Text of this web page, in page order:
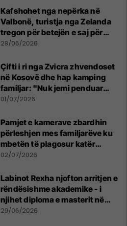
Kafshohet nga nepërka në
Valbonë, turistja nga Zelanda
tregon për betejën e saj për
mbijetesë
28/06/2026
Çifti i ri nga Zvicra zhvendoset
në Kosovë dhe hap kamping
familjar: "Nuk jemi penduar
asnjë ditë"
01/07/2026
Pamjet e kamerave zbardhin
përleshjen mes familjarëve ku
mbetën të plagosur katër
persona
02/07/2026
Labinot Rexha njofton arritjen e
rëndësishme akademike - i
njihet diploma e masterit në
Psikologji në Zvicër
29/06/2026